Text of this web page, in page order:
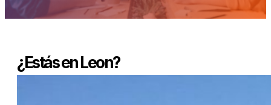
¿Estás en Leon?